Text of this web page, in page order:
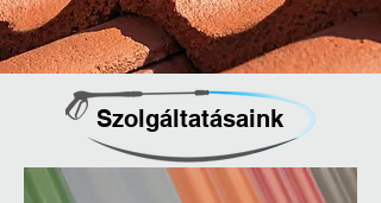
Szolgáltatásaink